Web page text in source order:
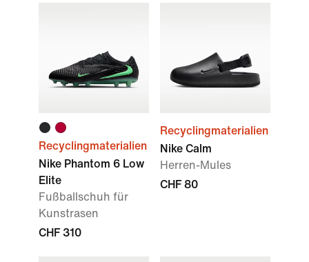
Recyclingmaterialien
Nike Phantom 6 Low
Elite
Fußballschuh für
Kunstrasen
CHF 310
Recyclingmaterialien
Nike Calm
Herren-Mules
CHF 80